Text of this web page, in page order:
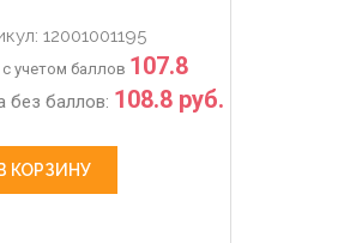
12001001195
учетом баллов 107.8
без баллов: 108.8 руб.
КОРЗИНУ